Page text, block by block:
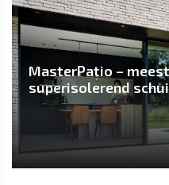
MasterPatio –
superisolerend